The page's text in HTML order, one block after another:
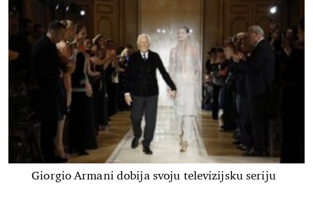
Giorgio Armani dobija svoju televizijsku seriju